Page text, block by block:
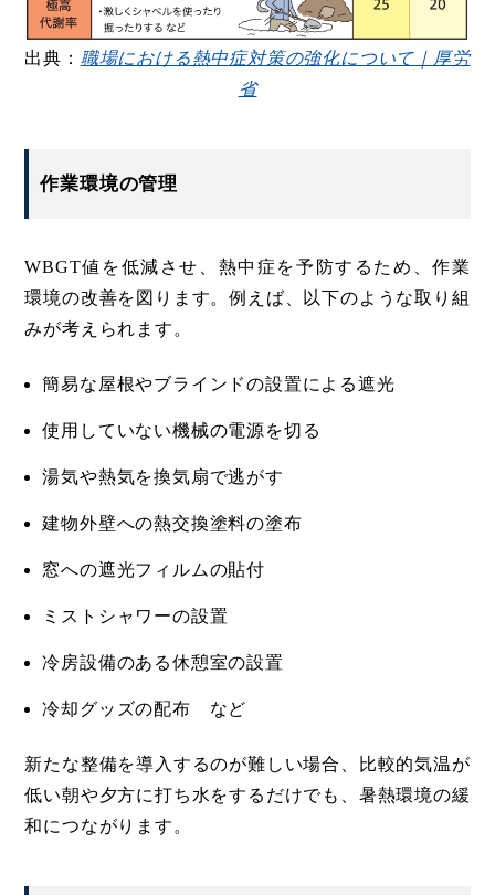
出典： 職場における熱中症対策の強化について｜厚労
省
作業環境の管理
WBGT値を低減させ、熱中症を予防するため、作業
環境の改善を図ります。例えば、以下のような取り組
みが考えられます。
簡易な屋根やブラインドの設置による遮光
使用していない機械の電源を切る
湯気や熱気を換気扇で逃がす
建物外壁への熱交換塗料の塗布
窓への遮光フィルムの貼付
ミストシャワーの設置
冷房設備のある休憩室の設置
冷却グッズの配布 など
新たな整備を導入するのが難しい場合、比較的気温が
低い朝や夕方に打ち水をするだけでも、暑熱環境の緩
和につながります。